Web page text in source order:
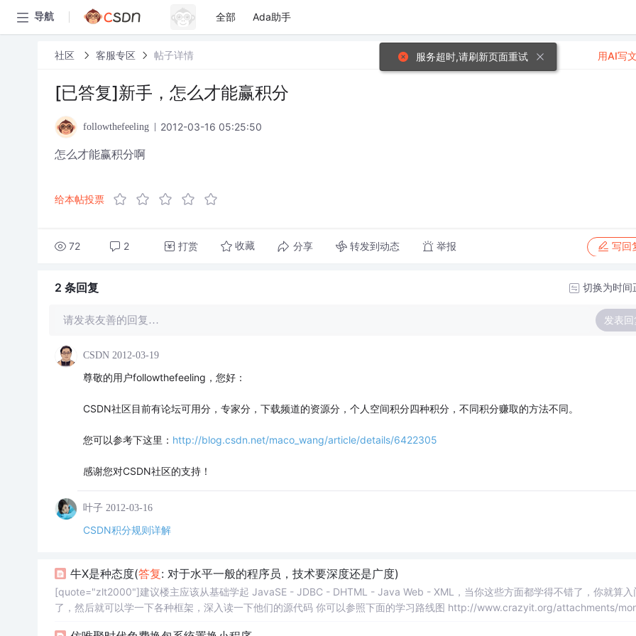
导航 全部 Ada助手
社区 客服专区 帖子详情
[已答复]新手，怎么才能赢积分
followthefeeling 2012-03-16 05:25:50
怎么才能赢积分啊
给本帖投票
72 2 打赏 收藏 分享 转发到动态 举报 写回
用AI写
2 条回复 切换为时间
请发表友善的回复… 发表回
CSDN 2012-03-19
尊敬的用户followthefeeling，您好：
CSDN社区目前有论坛可用分，专家分，下载频道的资源分，个人空间积分四种积分，不同积分赚取的方法不同。
您可以参考下这里： http://blog.csdn.net/maco_wang/article/details/6422305
感谢您对CSDN社区的支持！
叶子 2012-03-16
CSDN积分规则详解
牛X是种态度(答复: 对于水平一般的程序员，技术要深度还是广度)
[quote="zlt2000"]建议楼主应该从基础学起 JavaSE - JDBC - DHTML - Java Web - XML，当你这些方面都学得不错了，你就算入
了，然后就可以学一下各种框架，深入读一下他们的源代码 你可以参照下面的学习路线图 http://www.crazyit.org/attachments/month_0
服务超时,请刷新页面重试